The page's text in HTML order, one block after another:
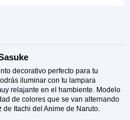
decorativo perfecto para tu
iluminar con tu lampara
relajante en el hambiente. Modelo
de colores que se van alternando
Itachi del Anime de Naruto.